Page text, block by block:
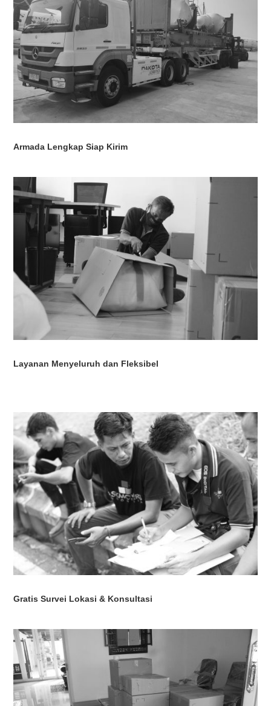
Armada Lengkap Siap Kirim
Layanan Menyeluruh dan Fleksibel
Gratis Survei Lokasi & Konsultasi